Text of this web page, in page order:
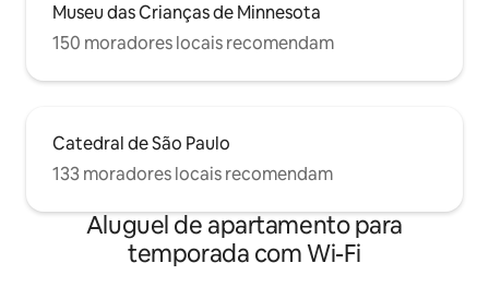
Museu das Crianças de Minnesota
150 moradores locais recomendam
Catedral de São Paulo
133 moradores locais recomendam
Aluguel de apartamento para
temporada com Wi-Fi